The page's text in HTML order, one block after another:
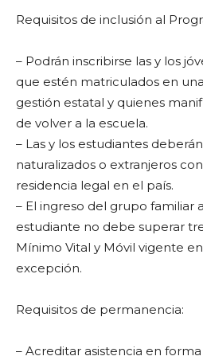
Requisitos de inclusión al
– Podrán inscribirse las y los
que estén matriculados en
gestión estatal y quienes
de volver a la escuela.
– Las y los estudiantes
naturalizados o extranjeros
residencia legal en el país.
– El ingreso del grupo familiar
estudiante no debe superar
Mínimo Vital y Móvil vigente
excepción.
Requisitos de permanencia:
– Acreditar asistencia en